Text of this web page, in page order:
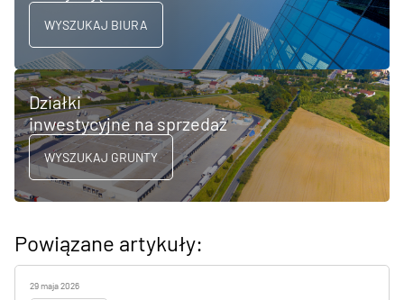
WYSZUKAJ BIURA
Działki
inwestycyjne na sprzedaż
WYSZUKAJ GRUNTY
Powiązane artykuły:
29 maja 2026